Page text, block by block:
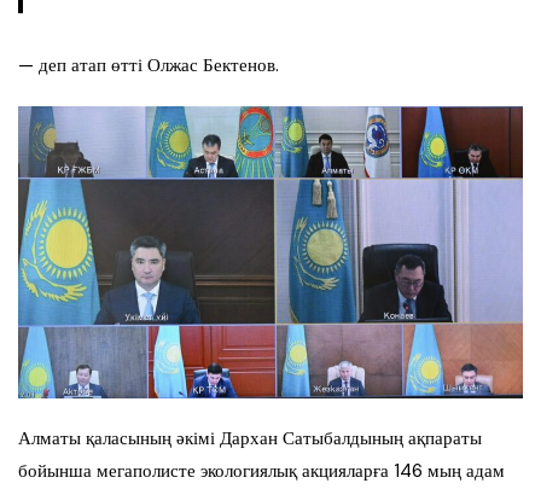
— деп атап өтті Олжас Бектенов.
Алматы қаласының әкімі Дархан Сатыбалдының ақпараты
бойынша мегаполисте экологиялық акцияларға 146 мың адам